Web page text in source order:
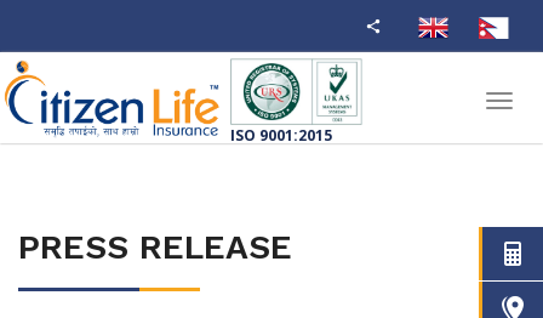
ISO 9001:2015
PRESS RELEASE